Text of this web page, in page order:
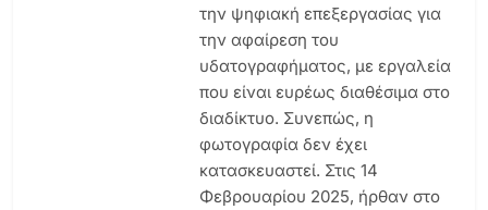
την ψηφιακή επεξεργασίας για
την αφαίρεση του
υδατογραφήματος, με εργαλεία
που είναι ευρέως διαθέσιμα στο
διαδίκτυο. Συνεπώς, η
φωτογραφία δεν έχει
κατασκευαστεί. Στις 14
Φεβρουαρίου 2025, ήρθαν στο